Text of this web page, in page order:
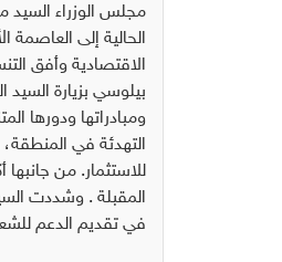
مجلس الوزراء السيد
الحالية إلى
الاقتصادية وأفق
بيلوسي بزيارة
ومبادراتها ودورها
التهدئة في
للاستثمار. من
المقبلة . وشددت
في تقديم الدعم للشعب